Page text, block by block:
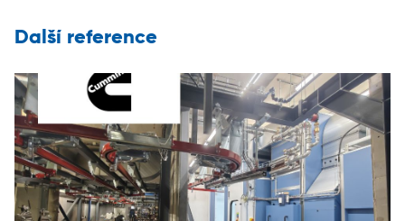
Další reference